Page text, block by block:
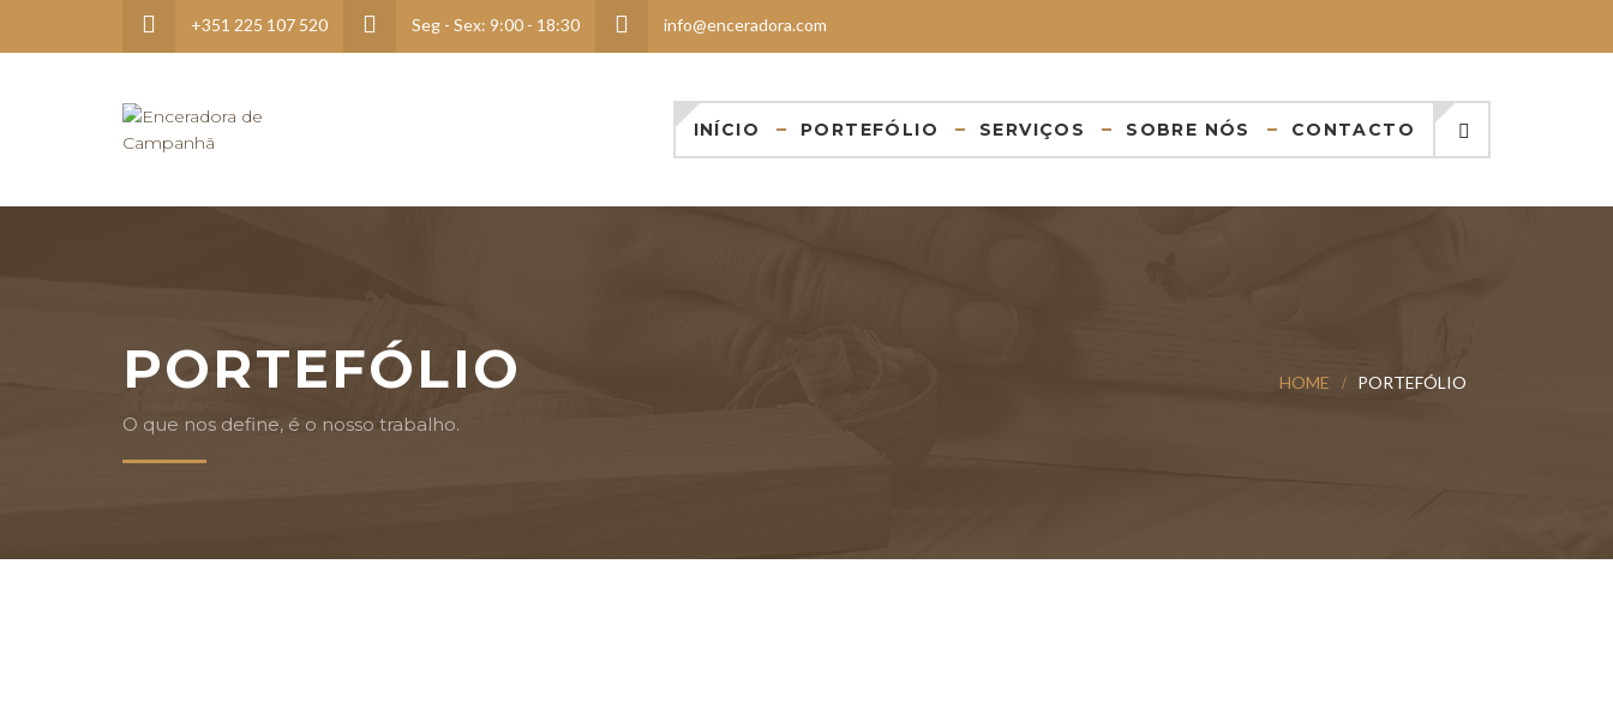
+351 225 107 520 Seg - Sex: 9:00 - 18:30 info@enceradora.com
INÍCIO PORTEFÓLIO SERVIÇOS SOBRE NÓS CONTACTO
PORTEFÓLIO
O que nos define, é o nosso trabalho.
HOME PORTEFÓLIO